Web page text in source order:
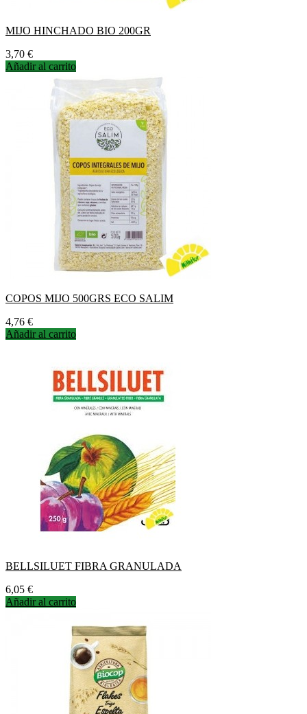
MIJO HINCHADO BIO 200GR
Precio
3,70 €
Añadir al carrito
COPOS MIJO 500GRS ECO SALIM
Precio
4,76 €
Añadir al carrito
BELLSILUET FIBRA GRANULADA
Precio
6,05 €
Añadir al carrito